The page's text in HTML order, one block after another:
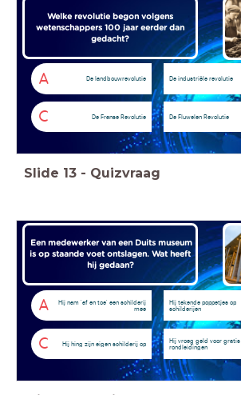
Welke revolutie begon volgens
wetenschappers 100 jaar eerder dan
gedacht?
A De landbouwrevolutie De industriële revolutie
C De Franse Revolutie De Fluwelen Revolutie
Slide 13 - Quizvraag
Een medewerker van een Duits museum
is op staande voet ontslagen. Wat heeft
hij gedaan?
A
Hij nam 'af en toe' een schilderij
mee
Hij tekende poppetjes op
schilderijen
C Hij hing zijn eigen schilderij op
Hij vroeg geld voor gratis
rondleidingen